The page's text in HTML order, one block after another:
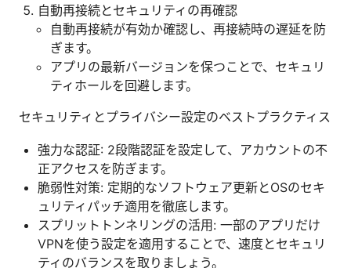
自動再接続とセキュリティの再確認
自動再接続が有効か確認し、再接続時の遅延を防
ぎます。
アプリの最新バージョンを保つことで、セキュリ
ティホールを回避します。
セキュリティとプライバシー設定のベストプラクティス
強力な認証: 2段階認証を設定して、アカウントの不
正アクセスを防ぎます。
脆弱性対策: 定期的なソフトウェア更新とOSのセキ
ュリティパッチ適用を徹底します。
スプリットトンネリングの活用: 一部のアプリだけ
VPNを使う設定を適用することで、速度とセキュリ
ティのバランスを取りましょう。